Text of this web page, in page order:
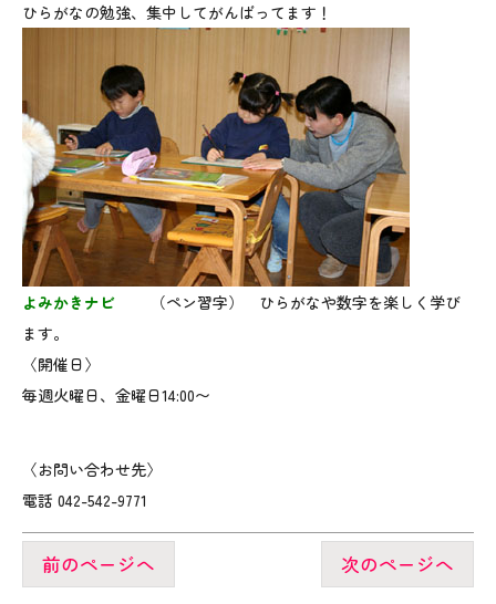
ひらがなの勉強、集中してがんばってます！
よみかきナビ
（ペン習字） ひらがなや数字を楽しく学び
ます。
〈開催日〉
毎週火曜日、金曜日14:00〜
〈お問い合わせ先〉
電話 042-542-9771
前のページへ 次のページへ